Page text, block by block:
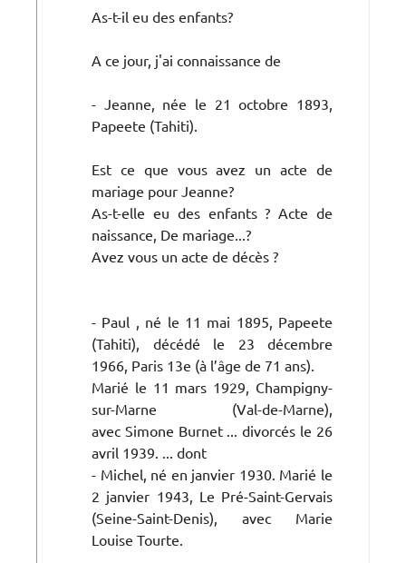
As-t-il eu des enfants?
A ce jour, j'ai connaissance de
- Jeanne, née le 21 octobre 1893,
Papeete (Tahiti).
Est ce que vous avez un acte de
mariage pour Jeanne?
As-t-elle eu des enfants ? Acte de
naissance, De mariage...?
Avez vous un acte de décès ?
- Paul , né le 11 mai 1895, Papeete
(Tahiti), décédé le 23 décembre
1966, Paris 13e (à l’âge de 71 ans).
Marié le 11 mars 1929, Champigny-
sur-Marne (Val-de-Marne),
avec Simone Burnet ... divorcés le 26
avril 1939. ... dont
- Michel, né en janvier 1930. Marié le
2 janvier 1943, Le Pré-Saint-Gervais
(Seine-Saint-Denis), avec Marie
Louise Tourte.